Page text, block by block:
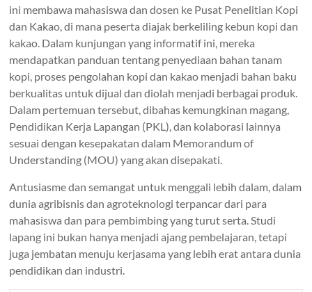
ini membawa mahasiswa dan dosen ke Pusat Penelitian Kopi
dan Kakao, di mana peserta diajak berkeliling kebun kopi dan
kakao. Dalam kunjungan yang informatif ini, mereka
mendapatkan panduan tentang penyediaan bahan tanam
kopi, proses pengolahan kopi dan kakao menjadi bahan baku
berkualitas untuk dijual dan diolah menjadi berbagai produk.
Dalam pertemuan tersebut, dibahas kemungkinan magang,
Pendidikan Kerja Lapangan (PKL), dan kolaborasi lainnya
sesuai dengan kesepakatan dalam Memorandum of
Understanding (MOU) yang akan disepakati.
Antusiasme dan semangat untuk menggali lebih dalam, dalam
dunia agribisnis dan agroteknologi terpancar dari para
mahasiswa dan para pembimbing yang turut serta. Studi
lapang ini bukan hanya menjadi ajang pembelajaran, tetapi
juga jembatan menuju kerjasama yang lebih erat antara dunia
pendidikan dan industri.